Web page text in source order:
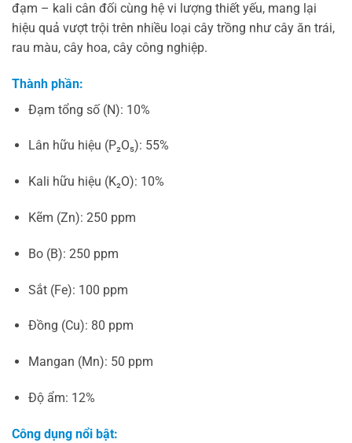
đạm – kali cân đối cùng hệ vi lượng thiết yếu, mang lại
hiệu quả vượt trội trên nhiều loại cây trồng như cây ăn trái,
rau màu, cây hoa, cây công nghiệp.
Thành phần:
Đạm tổng số (N): 10%
Lân hữu hiệu (P₂O₅): 55%
Kali hữu hiệu (K₂O): 10%
Kẽm (Zn): 250 ppm
Bo (B): 250 ppm
Sắt (Fe): 100 ppm
Đồng (Cu): 80 ppm
Mangan (Mn): 50 ppm
Độ ẩm: 12%
Công dụng nổi bật: